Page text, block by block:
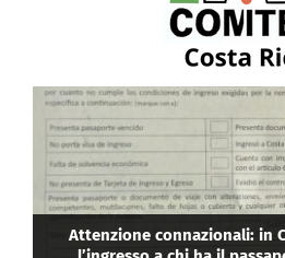
La Camera di Commercio
eletto i suoi nuovi vertici: